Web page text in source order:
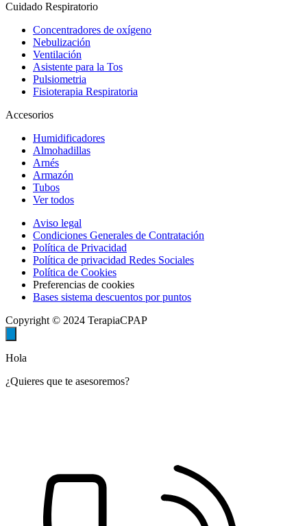
Cuidado Respiratorio
Concentradores de oxígeno
Nebulización
Ventilación
Asistente para la Tos
Pulsiometria
Fisioterapia Respiratoria
Accesorios
Humidificadores
Almohadillas
Arnés
Armazón
Tubos
Ver todos
Aviso legal
Condiciones Generales de Contratación
Política de Privacidad
Política de privacidad Redes Sociales
Política de Cookies
Preferencias de cookies
Bases sistema descuentos por puntos
Copyright © 2024 TerapiaCPAP
Hola
¿Quieres que te asesoremos?